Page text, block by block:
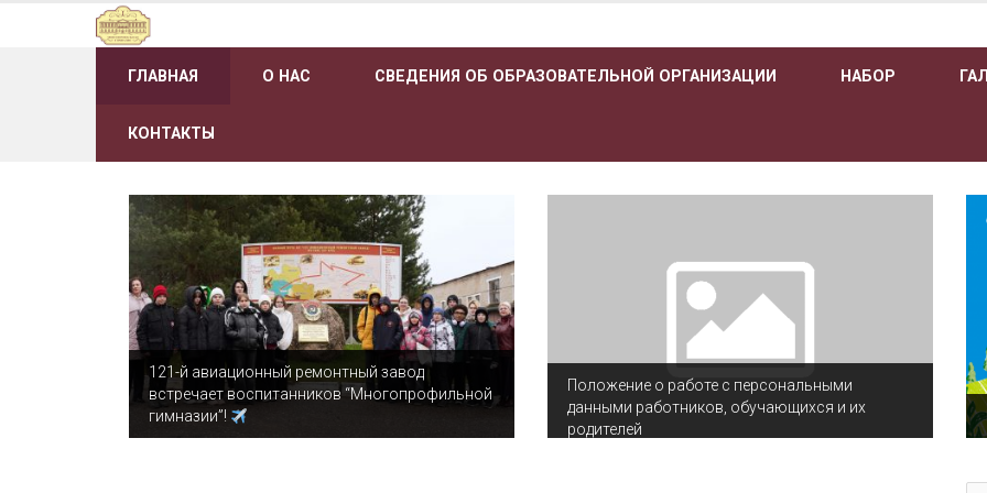
ГЛАВНАЯ О НАС СВЕДЕНИЯ ОБ ОБРАЗОВАТЕЛЬНОЙ ОРГАНИЗАЦИИ НАБОР
КОНТАКТЫ
121-й авиационный ремонтный завод
встречает воспитанников “Многопрофильной
гимназии”!
Положение о работе с персональными
данными работников, обучающихся и их
родителей